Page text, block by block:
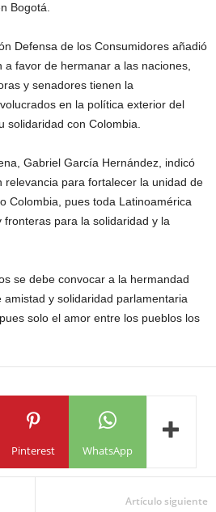
Bogotá.
Defensa de los Consumidores añadió
a favor de hermanar a las naciones,
y senadores tienen la
en la política exterior del
solidaridad con Colombia.
Gabriel García Hernández, indicó
relevancia para fortalecer la unidad de
Colombia, pues toda Latinoamérica
para la solidaridad y la
se debe convocar a la hermandad
y solidaridad parlamentaria
solo el amor entre los pueblos los
Pinterest WhatsApp
Artículo siguiente